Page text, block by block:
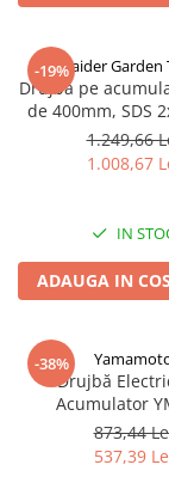
-19%Raider Garden
Drujba pe
de 400mm, SDS
RDI-
1.249,66
1.008,67
IN
ADAUGA IN COS
-38%
Drujbă
Acumulator
Yamamoto – Motor
Lățime Lamei 14'',
20V/4.0Ah,
873,44
537,39